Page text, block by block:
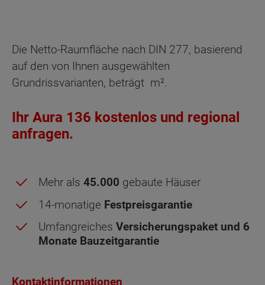
Obergeschoss - Grundrissvarianten:
Standard
Die Netto-Raumfläche nach DIN 277, basierend
auf den von Ihnen ausgewählten
Grundrissvarianten, beträgt m².
Ihr Aura 136 kostenlos und regional
anfragen.
Mehr als 45.000 gebaute Häuser
14-monatige Festpreisgarantie
Umfangreiches Versicherungspaket und 6
Monate Bauzeitgarantie
Kontaktinformationen